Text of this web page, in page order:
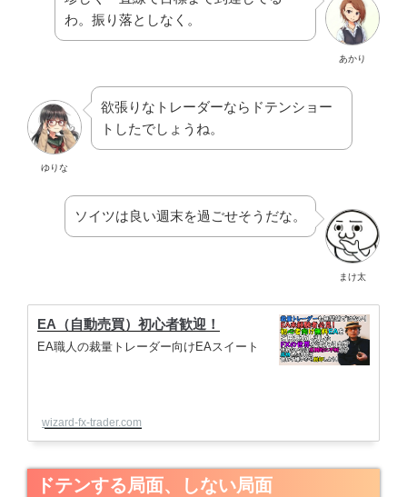
あかり
わ。振り落としなく。
ゆりな
欲張りなトレーダーならドテンショー
トしたでしょうね。
まけ太
ソイツは良い週末を過ごせそうだな。
EA（自動売買）初心者歓迎！
EA職人の裁量トレーダー向けEAスイート
wizard-fx-trader.com
ドテンする局面、しない局面